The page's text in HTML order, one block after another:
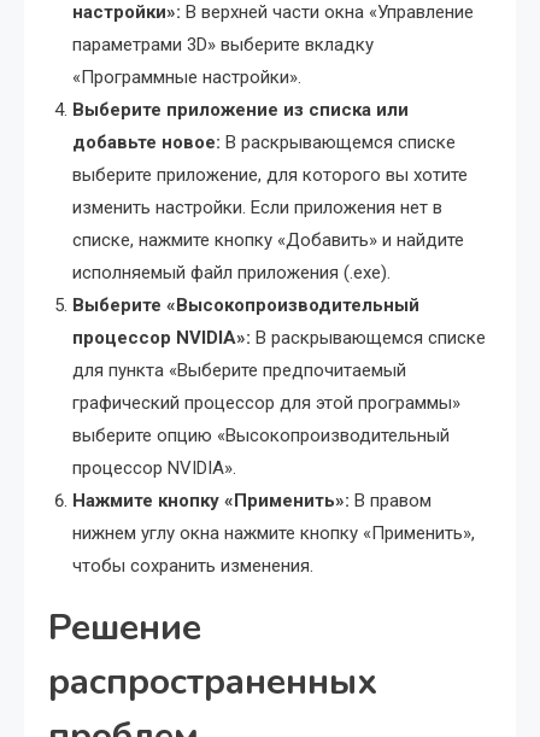
настройки»: В верхней части окна «Управление
параметрами 3D» выберите вкладку
«Программные настройки».
Выберите приложение из списка или
добавьте новое: В раскрывающемся списке
выберите приложение, для которого вы хотите
изменить настройки. Если приложения нет в
списке, нажмите кнопку «Добавить» и найдите
исполняемый файл приложения (.exe).
Выберите «Высокопроизводительный
процессор NVIDIA»: В раскрывающемся списке
для пункта «Выберите предпочитаемый
графический процессор для этой программы»
выберите опцию «Высокопроизводительный
процессор NVIDIA».
Нажмите кнопку «Применить»: В правом
нижнем углу окна нажмите кнопку «Применить»,
чтобы сохранить изменения.
Решение
распространенных